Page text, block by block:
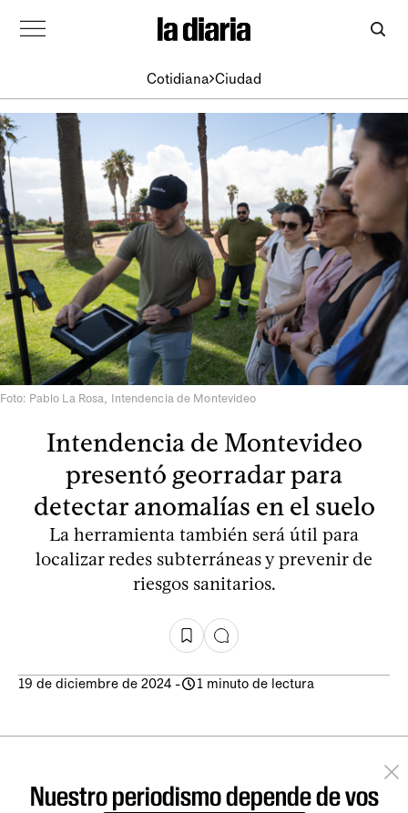
Cotidiana Ciudad
Foto: Pablo La Rosa, Intendencia de Montevideo
Intendencia de Montevideo
presentó georradar para
detectar anomalías en el suelo
La herramienta también será útil para
localizar redes subterráneas y prevenir de
riesgos sanitarios.
19 de diciembre de 2024 - 1 minuto de lectura
Nuestro periodismo depende de vos